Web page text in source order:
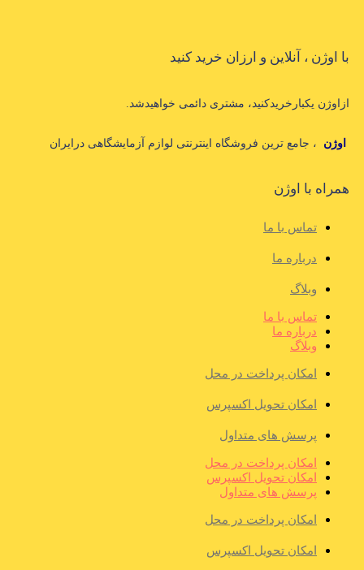
با اوژن ، آنلاین و ارزان خرید کنید
ازاوژن یکبارخریدکنید، مشتری دائمی خواهیدشد.
اوژن ، جامع ترین فروشگاه اینترنتی لوازم آزمایشگاهی درایران
همراه با اوژن
تماس با ما
درباره ما
وبلاگ
تماس با ما
درباره ما
وبلاگ
امکان پرداخت در محل
امکان تحویل اکسپرس
پرسش های متداول
امکان پرداخت در محل
امکان تحویل اکسپرس
پرسش های متداول
امکان پرداخت در محل
امکان تحویل اکسپرس